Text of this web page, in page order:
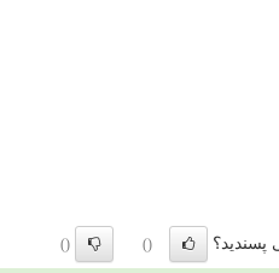
پسندید؟ ()
()